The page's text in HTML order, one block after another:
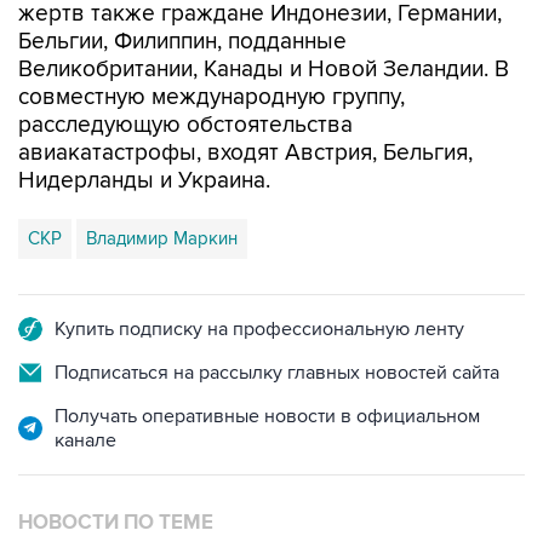
Великобритании, Канады и Новой Зеландии. В
совместную международную группу,
расследующую обстоятельства
авиакатастрофы, входят Австрия, Бельгия,
Нидерланды и Украина.
СКР Владимир Маркин
Подписаться на рассылку главных новостей сайта
Получать оперативные новости в официальном
НОВОСТИ ПО ТЕМЕ
24 декабря 2014 года 14:56